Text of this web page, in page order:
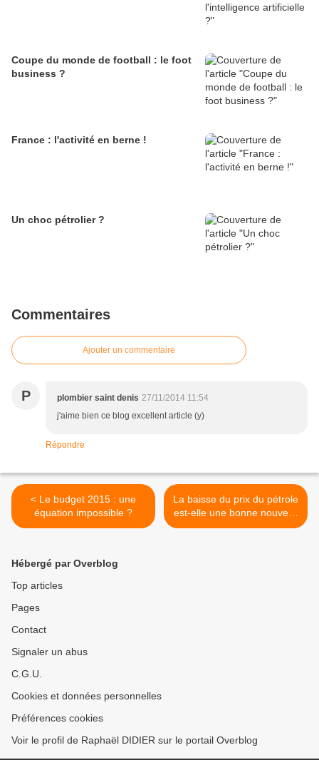
Coupe du monde de football : le foot
business ?
France : l'activité en berne !
Un choc pétrolier ?
Commentaires
Ajouter un commentaire
P plombier saint denis 27/11/2014 11:54
j'aime bien ce blog excellent article (y)
Répondre
< Le budget 2015 : une
équation impossible ?
La baisse du prix du pétrole
est-elle une bonne nouvelle
? >
Hébergé par Overblog
Top articles
Pages
Contact
Signaler un abus
C.G.U.
Cookies et données personnelles
Préférences cookies
Voir le profil de Raphaël DIDIER sur le portail Overblog